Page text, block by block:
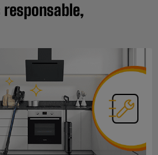
responsable,